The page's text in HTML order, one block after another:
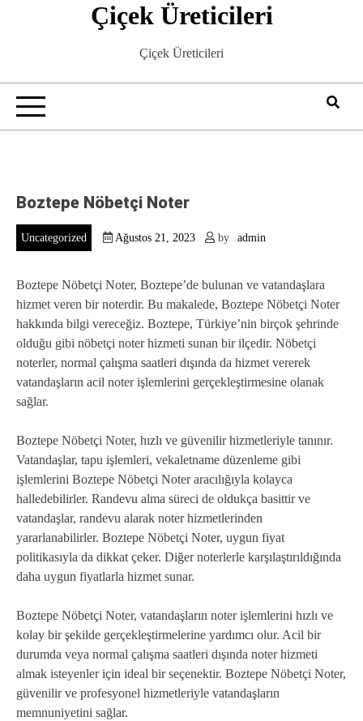
Çiçek Üreticileri
Çiçek Üreticileri
Boztepe Nöbetçi Noter
Uncategorized Ağustos 21, 2023 by admin
Boztepe Nöbetçi Noter, Boztepe’de bulunan ve vatandaşlara
hizmet veren bir noterdir. Bu makalede, Boztepe Nöbetçi Noter
hakkında bilgi vereceğiz. Boztepe, Türkiye’nin birçok şehrinde
olduğu gibi nöbetçi noter hizmeti sunan bir ilçedir. Nöbetçi
noterler, normal çalışma saatleri dışında da hizmet vererek
vatandaşların acil noter işlemlerini gerçekleştirmesine olanak
sağlar.
Boztepe Nöbetçi Noter, hızlı ve güvenilir hizmetleriyle tanınır.
Vatandaşlar, tapu işlemleri, vekaletname düzenleme gibi
işlemlerini Boztepe Nöbetçi Noter aracılığıyla kolayca
halledebilirler. Randevu alma süreci de oldukça basittir ve
vatandaşlar, randevu alarak noter hizmetlerinden
yararlanabilirler. Boztepe Nöbetçi Noter, uygun fiyat
politikasıyla da dikkat çeker. Diğer noterlerle karşılaştırıldığında
daha uygun fiyatlarla hizmet sunar.
Boztepe Nöbetçi Noter, vatandaşların noter işlemlerini hızlı ve
kolay bir şekilde gerçekleştirmelerine yardımcı olur. Acil bir
durumda veya normal çalışma saatleri dışında noter hizmeti
almak isteyenler için ideal bir seçenektir. Boztepe Nöbetçi Noter,
güvenilir ve profesyonel hizmetleriyle vatandaşların
memnuniyetini sağlar.